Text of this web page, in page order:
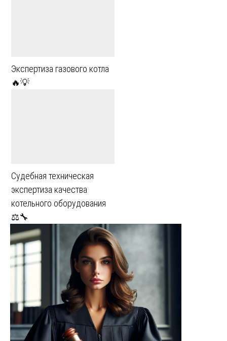
Экспертиза газового котла
🔥💡
Судебная техническая
экспертиза качества
котельного оборудования
⚖️🔧